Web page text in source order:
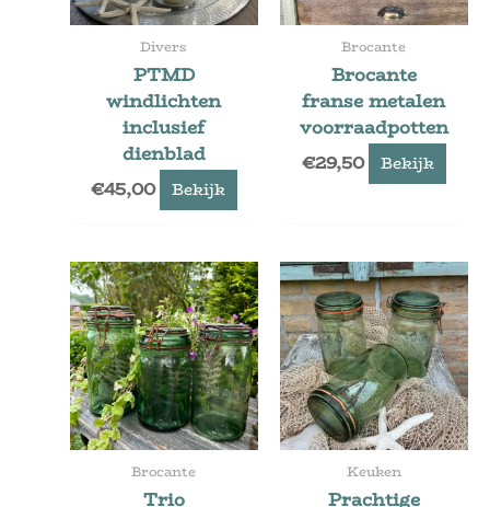
Divers
PTMD
windlichten
inclusief
dienblad
€45,00 Bekijk
Brocante
Brocante
franse metalen
voorraadpotten
€29,50 Bekijk
Brocante
Trio
Keuken
Prachtige